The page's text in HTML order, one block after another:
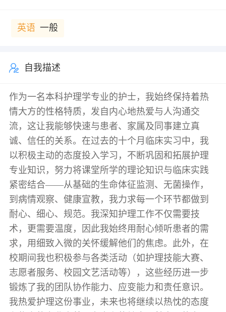
英语 一般
自我描述
作为一名本科护理学专业的护士，我始终保持着热
情大方的性格特质，发自内心地热爱与人沟通交
流，这让我能够快速与患者、家属及同事建立真
诚、信任的关系。在过去的十个月临床实习中，我
以积极主动的态度投入学习，不断巩固和拓展护理
专业知识，努力将课堂所学的理论知识与临床实践
紧密结合——从基础的生命体征监测、无菌操作，
到病情观察、健康宣教，我力求每一个环节都做到
耐心、细心、规范。我深知护理工作不仅需要技
术，更需要温度，因此我始终用耐心倾听患者的需
求，用细致入微的关怀缓解他们的焦虑。此外，在
校期间我也积极参与各类活动（如护理技能大赛、
志愿者服务、校园文艺活动等），这些经历进一步
锻炼了我的团队协作能力、应变能力和责任意识。
我热爱护理这份事业，未来也将继续以热忱的态度